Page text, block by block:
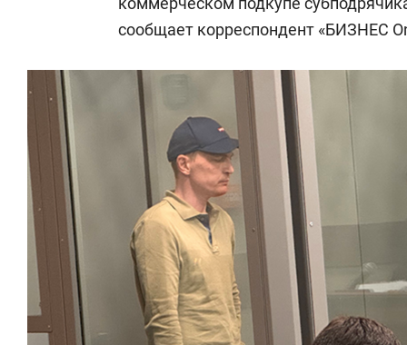
сообщает корреспондент «БИЗНЕС